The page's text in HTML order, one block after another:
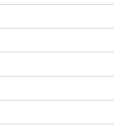
アイテム＆ノーにゃんコ
の他に大狂乱ゴム、ウォ
、ネコラティスを入れて
の資金を溜めて殺意わん
はノーダメージでミーニャ
イクロン壁のウォッシュ
撃。ギリギリのタイミング
ことができるので、あと